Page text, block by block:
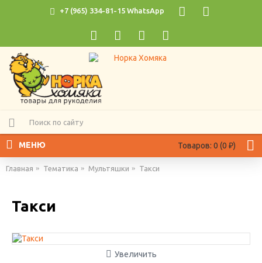
+7 (965) 334-81-15 WhatsApp
Товаров: 0 (0 ₽)
МЕНЮ
Главная Тематика Мультяшки Такси
Такси
Увеличить